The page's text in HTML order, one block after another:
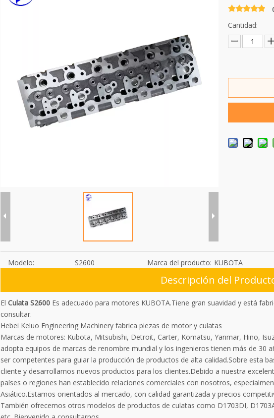
Cantidad:
Modelo: S2600 Marca del producto: KUBOTA
Descripción del
El Culata S2600 Es adecuado para motores KUBOTA.Tiene gran suavidad y está
consultar.
Hebei Keluo Engineering Machinery fabrica piezas de motor y culatas
Marcas de motores: Kubota, Mitsubishi, Detroit, Carter, Komatsu, Yanmar, Hino,
adopta equipos de marcas de renombre mundial y los ingenieros tienen más de 30
ser competentes para guiar la producción de productos de alta calidad.Sobre esta
cliente y desarrollamos nuevos productos para los clientes.Debido a nuestra
países o regiones han establecido relaciones comerciales con nosotros,
Asiático.Estamos orientados al mercado, con calidad garantizada y precios
También ofrecemos otros modelos de productos de culatas como D1703DI,